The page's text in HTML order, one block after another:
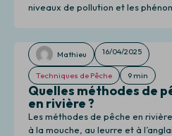
niveaux de pollution et les
dépendantes.
Mathieu 16/04/2025
Techniques de Pêche 9 min
Quelles méthodes de
en rivière ?
Les méthodes de pêche en
à la mouche, au leurre et à